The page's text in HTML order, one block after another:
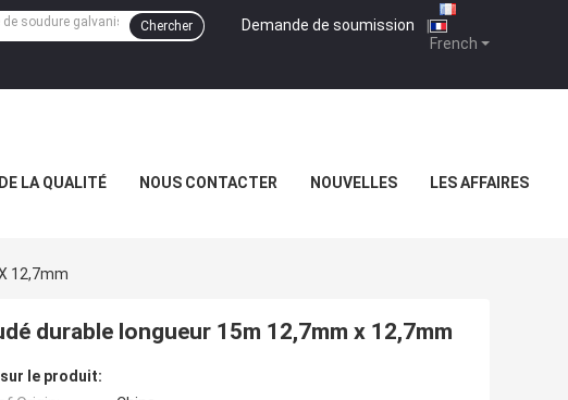
French
Demande de soumission |
Chercher
LA QUALITÉ NOUS CONTACTER NOUVELLES LES AFFAIRES
12,7mm
durable longueur 15m 12,7mm x 12,7mm
le produit: